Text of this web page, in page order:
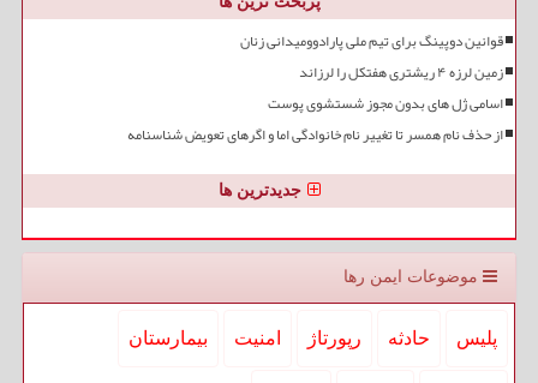
قوانین دوپینگ برای تیم ملی پارادوومیدانی زنان
زمین لرزه ۴ ریشتری هفتکل را لرزاند
اسامی ژل های بدون مجوز شستشوی پوست
از حذف نام همسر تا تغییر نام خانوادگی اما و اگرهای تعویض شناسنامه
جدیدترین ها
موضوعات ایمن رها
پلیس حادثه رپورتاژ امنیت بیمارستان